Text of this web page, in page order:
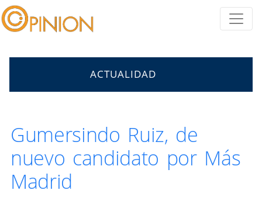
ACTUALIDAD
Gumersindo Ruiz, de
nuevo candidato por Más
Madrid